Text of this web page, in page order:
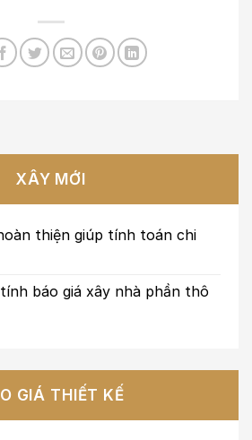
XÂY MỚI
thiện giúp tính toán chi
báo giá xây nhà phần thô
GIÁ THIẾT KẾ